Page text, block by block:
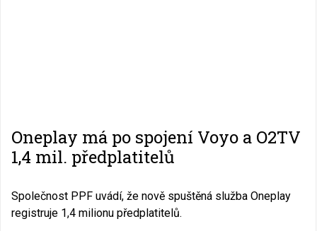
Oneplay má po spojení Voyo a O2TV
1,4 mil. předplatitelů
Společnost PPF uvádí, že nově spuštěná služba Oneplay
registruje 1,4 milionu předplatitelů.